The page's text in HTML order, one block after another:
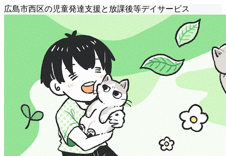
広島市西区の児童発達支援と放課後等デイサービス